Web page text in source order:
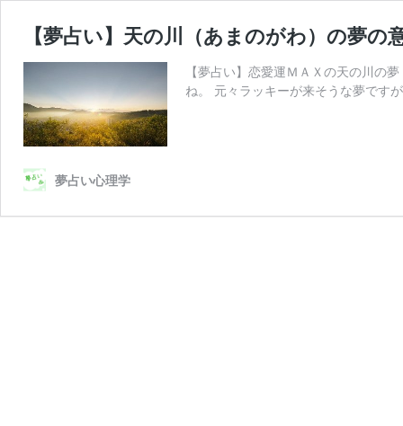
【夢占い】天の川（あまのがわ）の夢の
【夢占い】恋愛運ＭＡＸの天の川の
ね。 元々ラッキーが来そうな夢です
夢占い心理学